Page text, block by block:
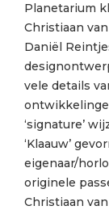
Planetarium
Christiaan
Daniël
vele details
‘signature’
‘Klaauw’
eigenaar/
originele
Christiaan